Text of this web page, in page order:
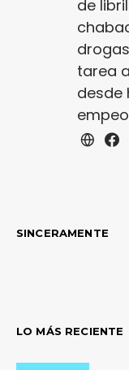
de
tarea
desde
SINCERAMENTE
LO MÁS RECIENTE